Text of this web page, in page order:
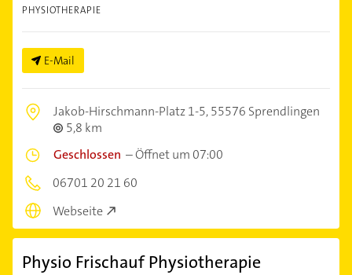
PHYSIOTHERAPIE
E-Mail
Jakob-Hirschmann-Platz 1-5,55576 Sprendlingen
5,8 km
Geschlossen –Öffnet um 07:00
06701 20 21 60
Webseite
Physio Frischauf Physiotherapie